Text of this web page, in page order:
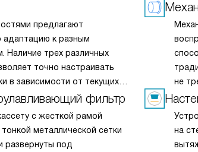
предлагают
адаптацию к разным
Наличие трех различных
точно настраивать
в зависимости от текущих
вентиляция при медленном
фильтр
с жесткой рамой
металлической сетки
развернуты под
не
и
на